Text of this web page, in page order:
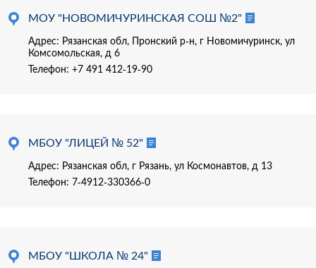
МОУ "НОВОМИЧУРИНСКАЯ СОШ №2"
Адрес: Рязанская обл, Пронский р-н, г Новомичуринск, ул
Комсомольская, д 6
Телефон: +7 491 412-19-90
МБОУ "ЛИЦЕЙ № 52"
Адрес: Рязанская обл, г Рязань, ул Космонавтов, д 13
Телефон: 7-4912-330366-0
МБОУ "ШКОЛА № 24"